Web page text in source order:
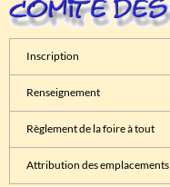
Inscription
Renseignement
Règlement de la foire à tout
Attribution des emplacements